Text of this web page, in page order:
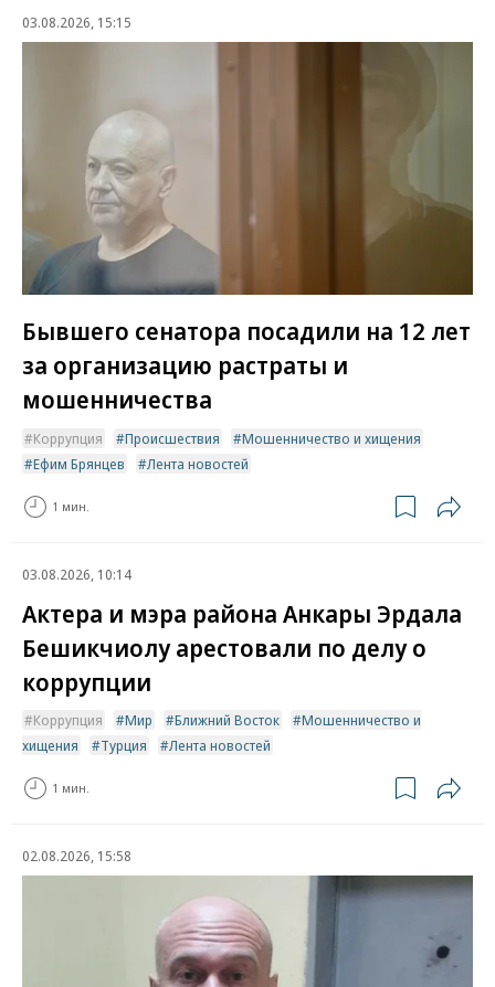
03.08.2026, 15:15
Бывшего сенатора посадили на 12 лет
за организацию растраты и
мошенничества
Коррупция Происшествия
Мошенничество и хищения
Ефим Брянцев
Лента новостей
1 мин.
03.08.2026, 10:14
Актера и мэра района Анкары Эрдала
Бешикчиолу арестовали по делу о
коррупции
Коррупция Мир Ближний Восток
Мошенничество и
хищения
Турция Лента новостей
1 мин.
02.08.2026, 15:58